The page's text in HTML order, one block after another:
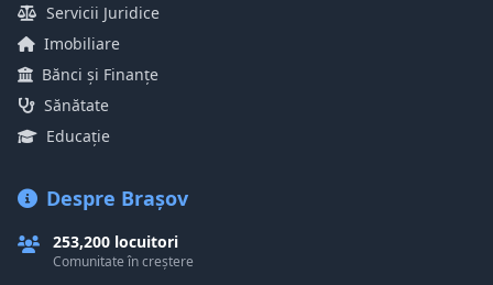
Servicii Juridice
Imobiliare
Bănci și Finanțe
Sănătate
Educație
Despre Brașov
253,200 locuitori
Comunitate în creștere